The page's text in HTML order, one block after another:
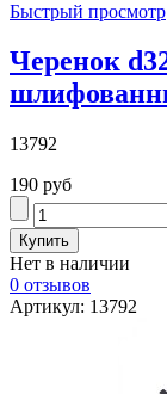
Быстрый просмотр
Черенок
13792
190 руб
Нет в наличии
0 отзывов
Артикул: 13792